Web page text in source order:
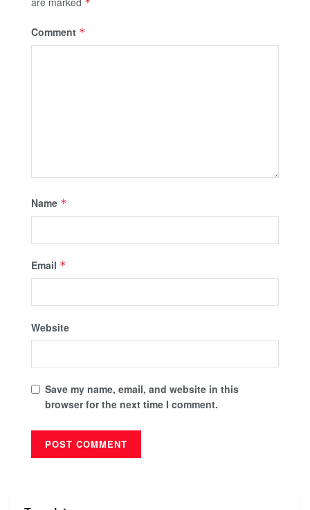
Comment *
Name *
Email *
Website
Save my name, email, and website in this
browser for the next time I comment.